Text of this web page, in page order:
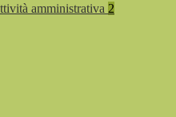
amministrativa 2